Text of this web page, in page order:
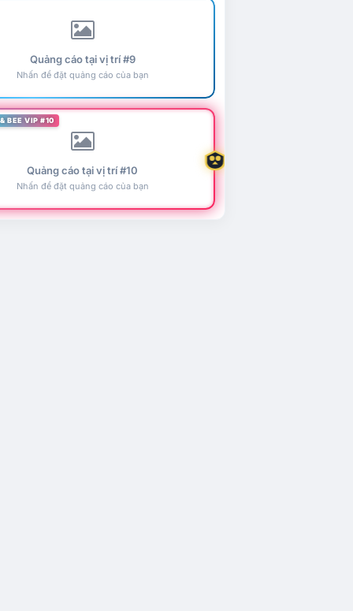
Quảng cáo tại vị trí #9
Nhấn để đặt quảng cáo của bạn
BEE VIP #10
Quảng cáo tại vị trí #10
Nhấn để đặt quảng cáo của bạn